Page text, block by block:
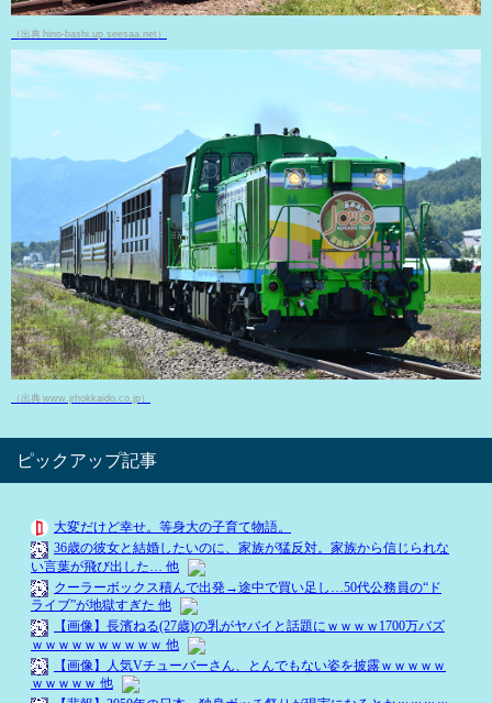
（出典 hino-bashi.up.seesaa.net）
（出典 www.jrhokkaido.co.jp）
ピックアップ記事